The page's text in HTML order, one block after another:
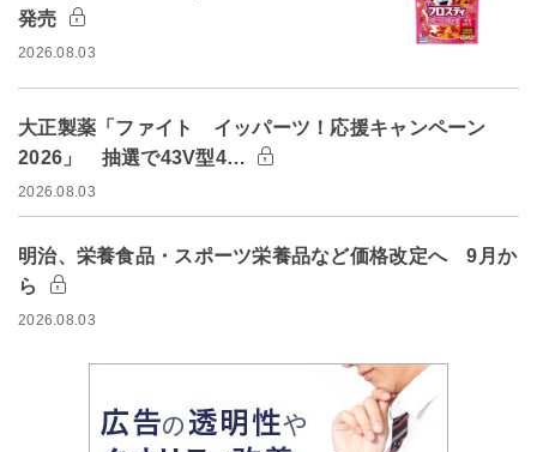
発売
2026.08.03
大正製薬「ファイト イッパーツ！応援キャンペーン
2026」 抽選で43V型4…
2026.08.03
明治、栄養食品・スポーツ栄養品など価格改定へ 9月か
ら
2026.08.03